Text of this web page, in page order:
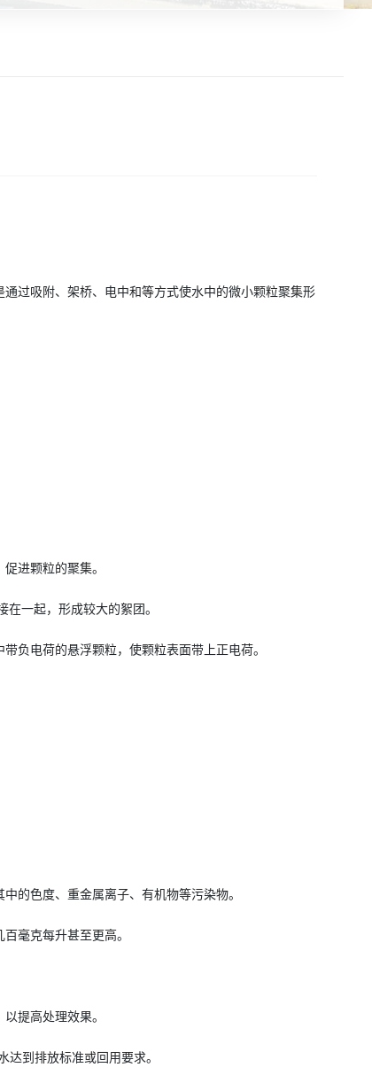
过吸附、架桥、电中和等方式使水中的微小颗粒聚集形
进颗粒的聚集。
一起，形成较大的絮团。
负电荷的悬浮颗粒，使颗粒表面带上正电荷。
的色度、重金属离子、有机物等污染物。
毫克每升甚至更高。
提高处理效果。
到排放标准或回用要求。